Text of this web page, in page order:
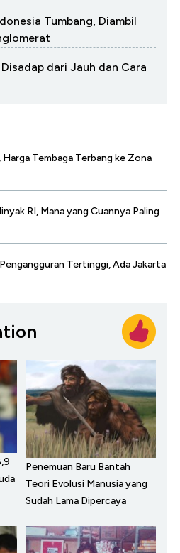
Tumbang, Diambil
dari Jauh dan Cara
Tembaga Terbang ke Zona
RI, Mana yang Cuannya Paling
Tertinggi, Ada Jakarta
Penemuan Baru Bantah
Teori Evolusi Manusia yang
Sudah Lama Dipercaya